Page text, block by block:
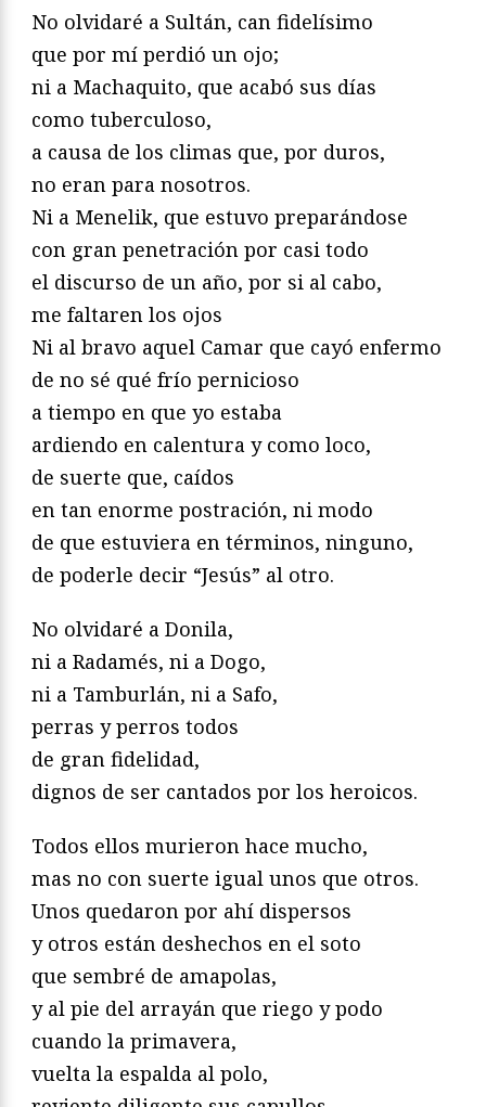
No olvidaré a Sultán, can fidelísimo
que por mí perdió un ojo;
ni a Machaquito, que acabó sus días
como tuberculoso,
a causa de los climas que, por duros,
no eran para nosotros.
Ni a Menelik, que estuvo preparándose
con gran penetración por casi todo
el discurso de un año, por si al cabo,
me faltaren los ojos
Ni al bravo aquel Camar que cayó enfermo
de no sé qué frío pernicioso
a tiempo en que yo estaba
ardiendo en calentura y como loco,
de suerte que, caídos
en tan enorme postración, ni modo
de que estuviera en términos, ninguno,
de poderle decir “Jesús” al otro.
No olvidaré a Donila,
ni a Radamés, ni a Dogo,
ni a Tamburlán, ni a Safo,
perras y perros todos
de gran fidelidad,
dignos de ser cantados por los heroicos.
Todos ellos murieron hace mucho,
mas no con suerte igual unos que otros.
Unos quedaron por ahí dispersos
y otros están deshechos en el soto
que sembré de amapolas,
y al pie del arrayán que riego y podo
cuando la primavera,
vuelta la espalda al polo,